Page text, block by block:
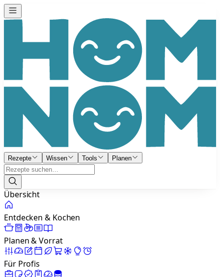
Rezepte Wissen Tools Planen
Übersicht
Entdecken & Kochen
Planen & Vorrat
Für Profis